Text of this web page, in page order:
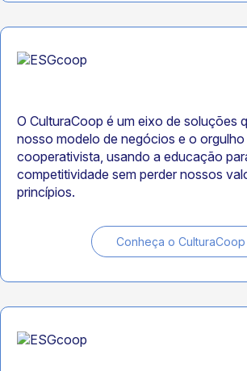
O CulturaCoop é um eixo de soluções
nosso modelo de negócios e o orgulho
cooperativista, usando a educação
competitividade sem perder nossos
princípios.
Conheça o CulturaCoop